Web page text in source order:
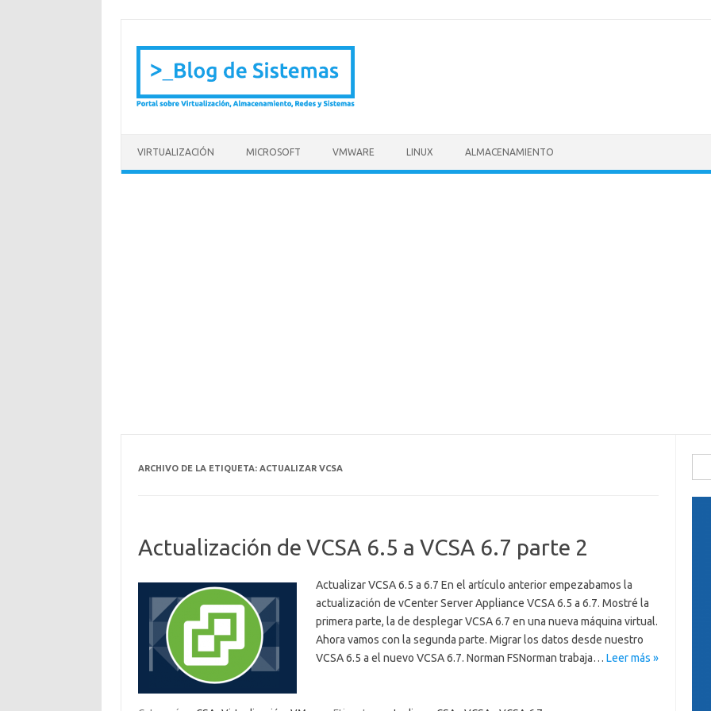
VIRTUALIZACIÓN MICROSOFT VMWARE LINUX ALMACENAMIENTO
ARCHIVO DE LA ETIQUETA: ACTUALIZAR VCSA
Actualización de VCSA 6.5 a VCSA 6.7 parte 2
Actualizar VCSA 6.5 a 6.7 En el artículo anterior empezabamos la
actualización de vCenter Server Appliance VCSA 6.5 a 6.7. Mostré la
primera parte, la de desplegar VCSA 6.7 en una nueva máquina virtual.
Ahora vamos con la segunda parte. Migrar los datos desde nuestro
VCSA 6.5 a el nuevo VCSA 6.7. Norman FSNorman trabaja… Leer más »